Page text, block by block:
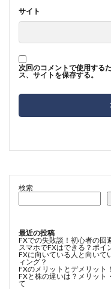
サイト
次回のコメントで使用する
ス、サイトを保存する。
検索
最近の投稿
FXでの失敗談！初心者の回
スマホでFXはできる？ポイ
FXに向いている人と向いて
ィング？
FXのメリットとデメリット
FXと株の違いは？メリット
て